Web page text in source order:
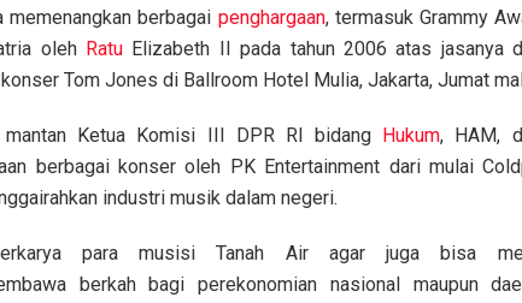
memenangkan berbagai penghargaan, termasuk Grammy
oleh Ratu Elizabeth II pada tahun 2006 atas jasanya
Tom Jones di Ballroom Hotel Mulia, Jakarta, Jumat
Ketua Komisi III DPR RI bidang Hukum, HAM,
berbagai konser oleh PK Entertainment dari mulai
industri musik dalam negeri.
para musisi Tanah Air agar juga bisa
berkah bagi perekonomian nasional maupun